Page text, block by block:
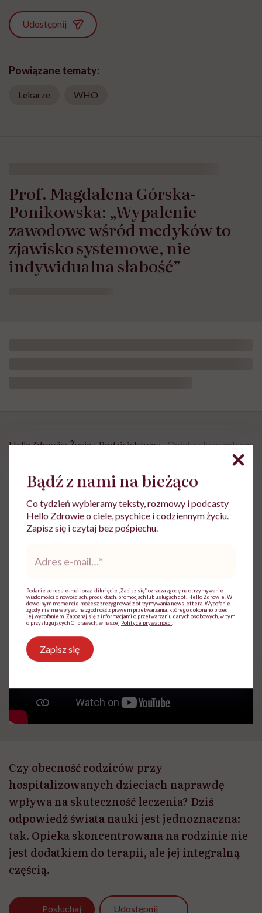
Udostępnij
Powiązane tematy:
Lekarze WHO
Prof. Magdalena Górska-
Ponikowska: „Wypalenie
zawodowe wśród medyków to
zjawisko systemowe, nie
indywidualna słabość”
HelloZdrowie: Życie › Rodzicielstwo › „Opieka
„Opieka skoncentrowana na
rodzinie to jest coś, bez czego
współczesna medycyna sobie nie
poradzi”
Opublikowano:24.07.2026 11:57
Czy obecność rodziców przy
hospitalizowanych dzieciach naprawdę
wpływa na skuteczność leczenia? Dziś
odpowiedź świata nauki jest jednoznaczna:
tak. Opieka skoncentrowana na rodzinie nie
jest dodatkiem do terapii, ale jej integralną
częścią.
Posłuchaj Udostępnij
Bądź z nami na bieżąco
Co tydzień wybieramy teksty, rozmowy i podcasty
Hello Zdrowie o ciele, psychice i codziennym życiu.
Zapisz się i czytaj bez pośpiechu.
*
Podanie adresu e-mail oraz kliknięcie „Zapisz się” oznacza zgodę na otrzymywanie
wiadomości o nowościach, produktach, promocjach lub usługach dot. Hello Zdrowie. W
dowolnym momencie możesz zrezygnować z otrzymywania newslettera. Wycofanie
zgody nie ma wpływu na zgodność z prawem przetwarzania, którego dokonano przed
jej wycofaniem. Zapoznaj się z informacjami o przetwarzaniu danych osobowych, w tym
o przysługujących Ci prawach, w naszej Polityce prywatności
Zapisz się